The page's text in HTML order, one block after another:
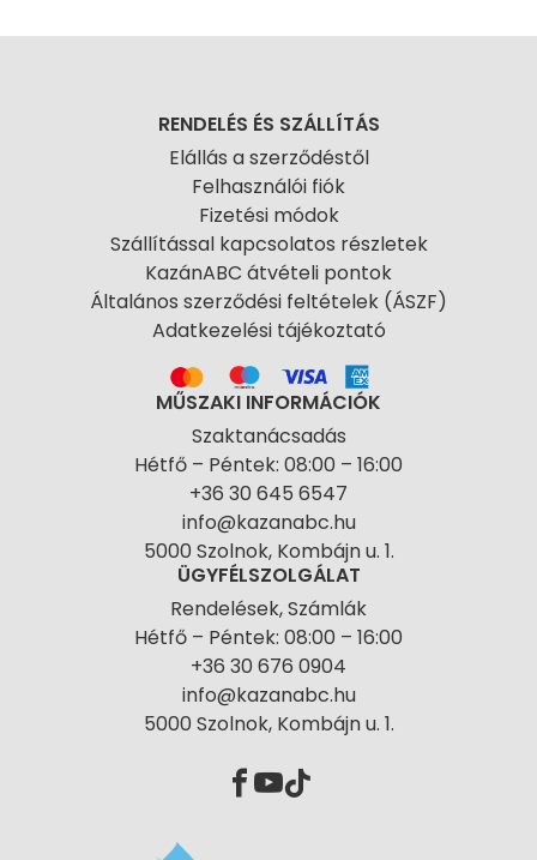
RENDELÉS ÉS SZÁLLÍTÁS
Elállás a szerződéstől
Felhasználói fiók
Fizetési módok
Szállítással kapcsolatos részletek
KazánABC átvételi pontok
Általános szerződési feltételek (ÁSZF)
Adatkezelési tájékoztató
MŰSZAKI INFORMÁCIÓK
Szaktanácsadás
Hétfő – Péntek: 08:00 – 16:00
+36 30 645 6547
info@kazanabc.hu
5000 Szolnok, Kombájn u. 1.
ÜGYFÉLSZOLGÁLAT
Rendelések, Számlák
Hétfő – Péntek: 08:00 – 16:00
+36 30 676 0904
info@kazanabc.hu
5000 Szolnok, Kombájn u. 1.